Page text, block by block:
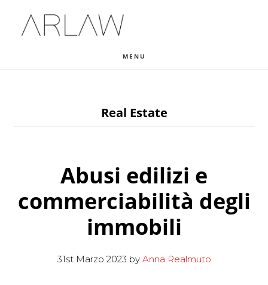
MENU
Real Estate
Abusi edilizi e
commerciabilità degli
immobili
31st Marzo 2023 by Anna Realmuto